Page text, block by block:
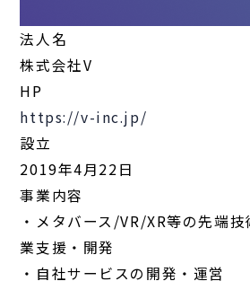
法人名
株式会社V
HP
https://v-inc.jp/
設立
2019年4月22日
事業内容
・メタバース/VR/XR等の先端
業支援・開発
・自社サービスの開発・運営